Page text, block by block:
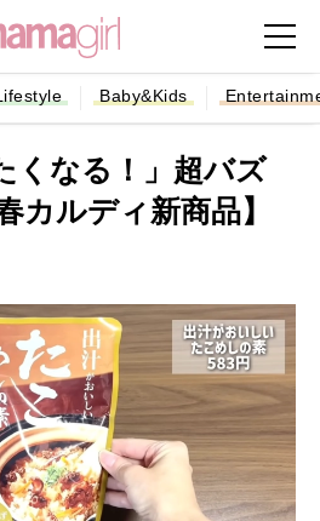
Baby&Kids
くなる！」超バズ
カルディ新商品】